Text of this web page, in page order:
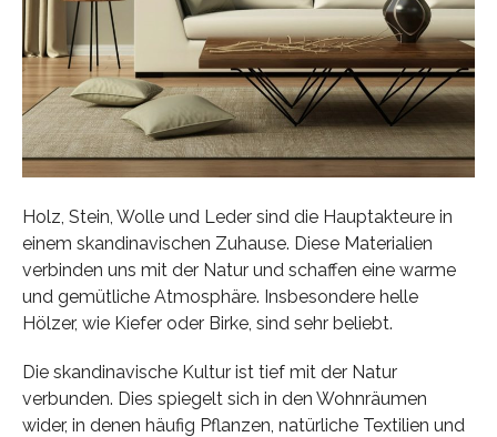
Holz, Stein, Wolle und Leder sind die Hauptakteure in
einem skandinavischen Zuhause. Diese Materialien
verbinden uns mit der Natur und schaffen eine warme
und gemütliche Atmosphäre. Insbesondere helle
Hölzer, wie Kiefer oder Birke, sind sehr beliebt.
Die skandinavische Kultur ist tief mit der Natur
verbunden. Dies spiegelt sich in den Wohnräumen
wider, in denen häufig Pflanzen, natürliche Textilien und